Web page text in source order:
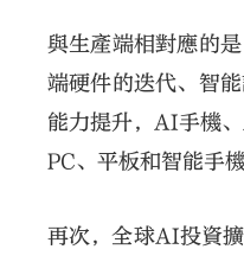
與生產端相對應的
端硬件的迭代、智
能力提升，AI手機
PC、平板和智能手
再次，全球AI投資